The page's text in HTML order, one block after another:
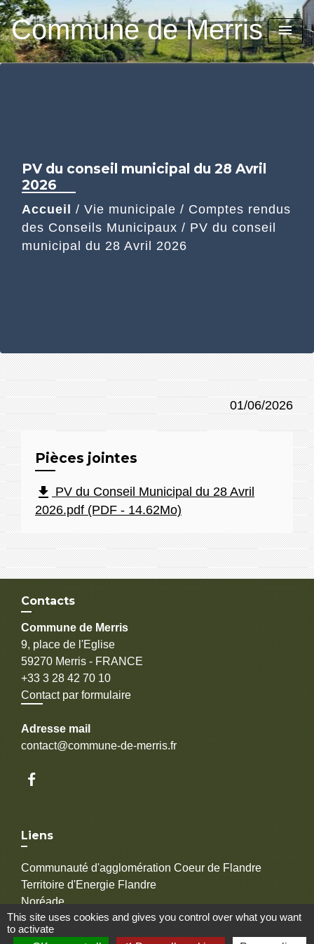
Commune de Merris menu
PV du conseil municipal du 28 Avril
2026
Accueil / Vie municipale / Comptes rendus
des Conseils Municipaux / PV du conseil
municipal du 28 Avril 2026
01/06/2026
Pièces jointes
file_download PV du Conseil Municipal du 28 Avril
2026.pdf (PDF - 14.62Mo)
Contacts
Commune de Merris
9, place de l'Eglise
59270 Merris - FRANCE
+33 3 28 42 70 10
Contact par formulaire
Adresse mail
contact@commune-de-merris.fr
Liens
Communauté d'agglomération Coeur de Flandre
Territoire d'Energie Flandre
Noréade
EDF
GrDF
This site uses cookies and gives you control over what you want
to activate